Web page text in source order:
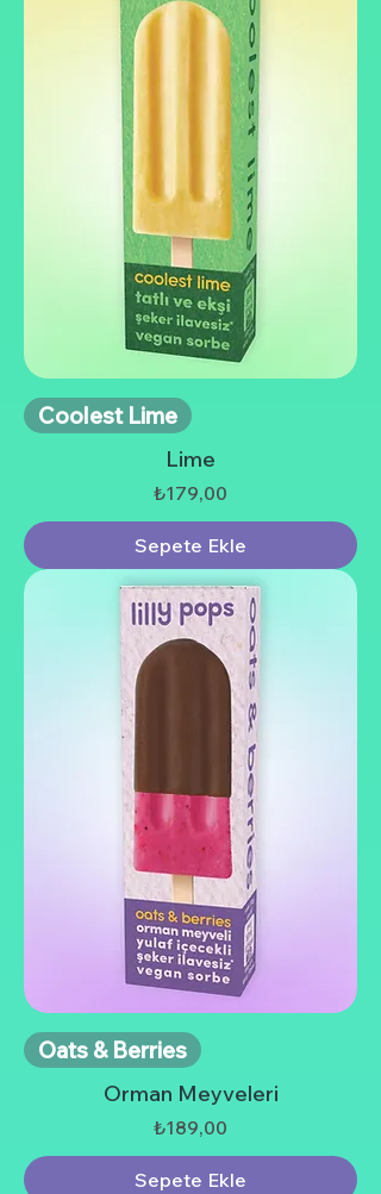
Coolest Lime
Lime
Fiyat
₺179,00
Sepete Ekle
Oats & Berries
Orman Meyveleri
Fiyat
₺189,00
Sepete Ekle